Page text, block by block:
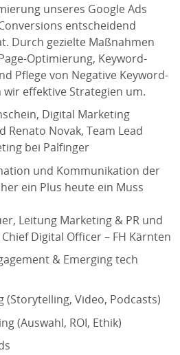
unseres Google Ads
entscheidend
Durch gezielte Maßnahmen
Optimierung, Keyword-
Pflege von Negative Keyword-
wir effektive Strategien um.
Digital Marketing
Renato Novak, Team Lead
bei Palfinger
und Kommunikation der
ein Plus heute ein Muss
Leitung Marketing & PR und
Chief Digital Officer – FH Kärnten
& Emerging tech
(Storytelling, Video, Podcasts)
(Auswahl, ROI, Ethik)